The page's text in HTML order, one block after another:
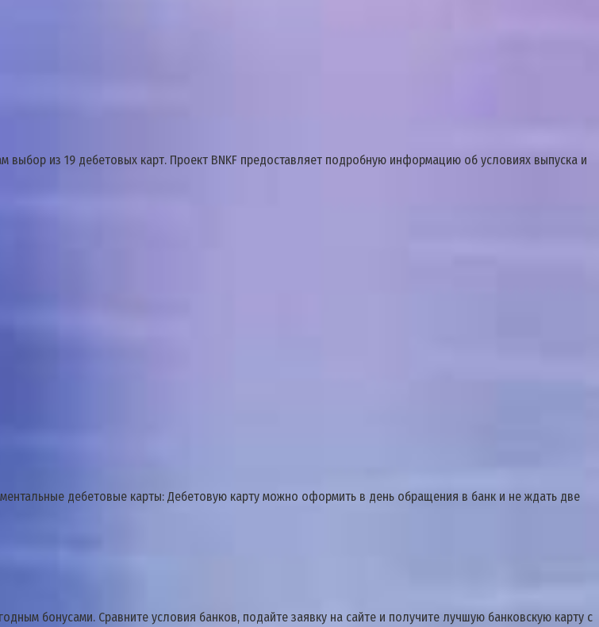
выбор из 19 дебетовых карт. Проект BNKF предоставляет подробную информацию об условиях выпуска и
дебетовые карты: Дебетовую карту можно оформить в день обращения в банк и не ждать две
бонусами. Сравните условия банков, подайте заявку на сайте и получите лучшую банковскую карту с